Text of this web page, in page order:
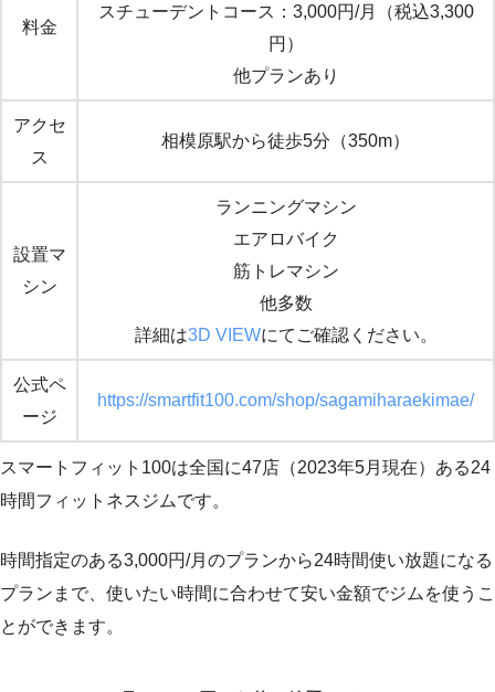
料金
スチューデントコース：3,000円/月（税込3,300
円）
他プランあり
アクセ
ス
相模原駅から徒歩5分（350m）
設置マ
シン
ランニングマシン
エアロバイク
筋トレマシン
他多数
詳細は3D VIEWにてご確認ください。
公式ペ
ージ
https://smartfit100.com/shop/sagamiharaekimae/
スマートフィット100は全国に47店（2023年5月現在）ある24
時間フィットネスジムです。
時間指定のある3,000円/月のプランから24時間使い放題になる
プランまで、使いたい時間に合わせて安い金額でジムを使うこ
とができます。